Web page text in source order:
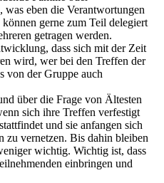
eben die Verantwortungen
gerne zum Teil delegiert
getragen werden.
dass sich mit der Zeit
wird, wer bei den Treffen der
von der Gruppe auch
über die Frage von Ältesten
sich ihre Treffen verfestigt
und sie anfangen sich
zu vernetzen. Bis dahin bleiben
wichtig. Wichtig ist, dass
einbringen und